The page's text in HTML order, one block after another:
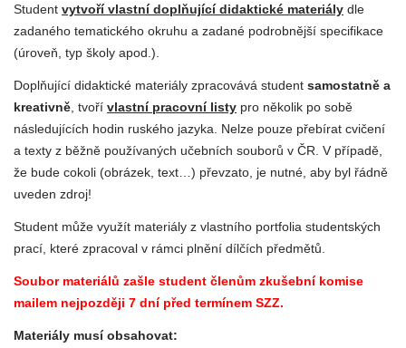
Student vytvoří vlastní doplňující didaktické materiály dle
zadaného tematického okruhu a zadané podrobnější specifikace
(úroveň, typ školy apod.).
Doplňující didaktické materiály zpracovává student samostatně a
kreativně , tvoří vlastní pracovní listy pro několik po sobě
následujících hodin ruského jazyka. Nelze pouze přebírat cvičení
a texty z běžně používaných učebních souborů v ČR. V případě,
že bude cokoli (obrázek, text…) převzato, je nutné, aby byl řádně
uveden zdroj!
Student může využít materiály z vlastního portfolia studentských
prací, které zpracoval v rámci plnění dílčích předmětů.
Soubor materiálů zašle student členům zkušební komise
mailem nejpozději 7 dní před termínem SZZ.
Materiály musí obsahovat: